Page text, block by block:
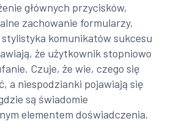
głównych przycisków,
zachowanie formularzy,
komunikatów sukcesu
że użytkownik stopniowo
Czuje, że wie, czego się
a niespodzianki pojawiają się
są świadomie
elementem doświadczenia.